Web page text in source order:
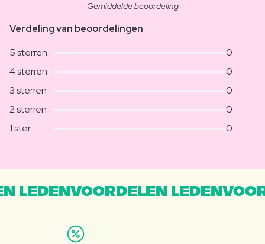
Gemiddelde beoordeling
Verdeling van beoordelingen
5 sterren
0
4 sterren
0
3 sterren
0
2 sterren
0
1 ster
0
LEDENVOORDELEN